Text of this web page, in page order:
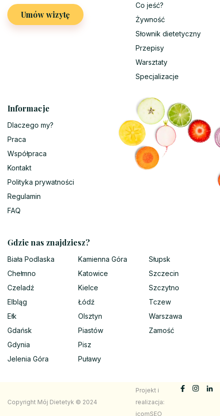
Umów wizytę
Co jeść?
Żywność
Słownik dietetyczny
Przepisy
Warsztaty
Specjalizacje
Informacje
Dlaczego my?
Praca
Współpraca
Kontakt
Polityka prywatności
Regulamin
FAQ
Gdzie nas znajdziesz?
Biała Podlaska
Chełmno
Czeladź
Elbląg
Ełk
Gdańsk
Gdynia
Jelenia Góra
Kamienna Góra
Katowice
Kielce
Łódź
Olsztyn
Piastów
Pisz
Puławy
Słupsk
Szczecin
Szczytno
Tczew
Warszawa
Zamość
Copyright Mój Dietetyk © 2024
Projekt i
realizacja:
icomSEO